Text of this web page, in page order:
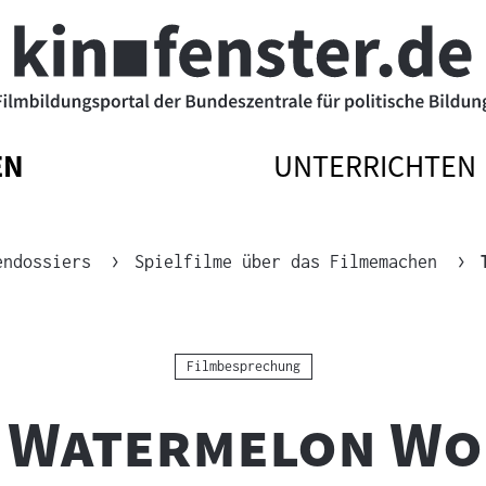
UNTERRICHTEN
Spielfilme über das Filmemachen
Kategorie:
Filmbesprechung